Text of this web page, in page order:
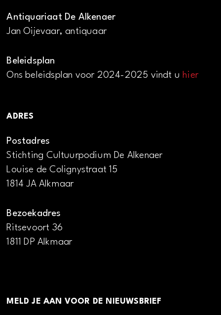
Antiquariaat De Alkenaer
Jan Oijevaar, antiquaar
Beleidsplan
Ons beleidsplan voor 2024-2025 vindt uhier
ADRES
Postadres
Stichting Cultuurpodium De Alkenaer
Louise de Colignystraat 15
1814 JA Alkmaar
Bezoekadres
Ritsevoort 36
1811 DP Alkmaar
MELD JE AAN VOOR DE NIEUWSBRIEF